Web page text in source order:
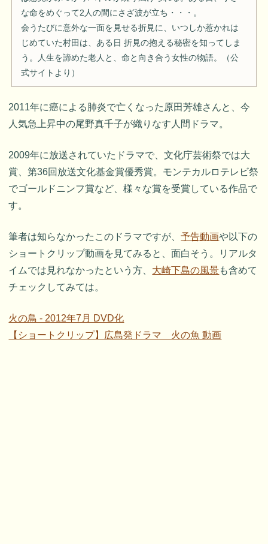
な命をめぐって2人の間にさざ波が立ち・・・。
会うたびに意外な一面を見せる折見に、いつしか惹かれは
じめていた村田は、ある日 折見の抱える秘密を知ってしま
う。人生を諦めた老人と、命と向き合う女性の物語。（公
式サイトより）
2011年に癌による肺炎で亡くなった原田芳雄さんと、今
人気急上昇中の尾野真千子が織りなす人間ドラマ。
2009年に放送されていたドラマで、文化庁芸術祭では大
賞、第36回放送文化基金賞優秀賞。モンテカルロテレビ祭
でゴールドニンフ賞など、様々な賞を受賞している作品で
す。
筆者は知らなかったこのドラマですが、予告動画や以下の
ショートクリップ動画を見てみると、面白そう。リアルタ
イムでは見れなかったという方、 大崎下島の風景も含めて
チェックしてみては。
火の鳥 - 2012年7月 DVD化
【ショートクリップ】広島発ドラマ 火の魚 動画